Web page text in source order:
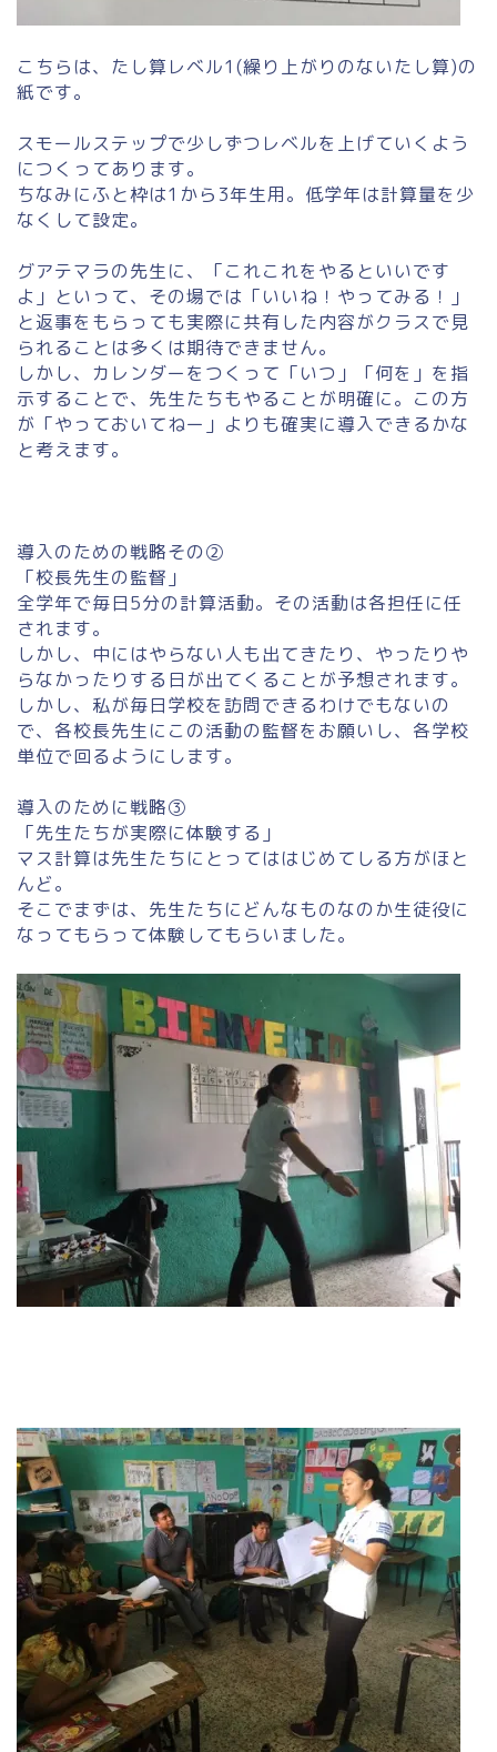
こちらは、たし算レベル1(繰り上がりのないたし算)の
紙です。
スモールステップで少しずつレベルを上げていくよう
につくってあります。
ちなみにふと枠は1から3年生用。低学年は計算量を少
なくして設定。
グアテマラの先生に、「これこれをやるといいです
よ」といって、その場では「いいね！やってみる！」
と返事をもらっても実際に共有した内容がクラスで見
られることは多くは期待できません。
しかし、カレンダーをつくって「いつ」「何を」を指
示することで、先生たちもやることが明確に。この方
が「やっておいてねー」よりも確実に導入できるかな
と考えます。
導入のための戦略その②
「校長先生の監督」
全学年で毎日5分の計算活動。その活動は各担任に任
されます。
しかし、中にはやらない人も出てきたり、やったりや
らなかったりする日が出てくることが予想されます。
しかし、私が毎日学校を訪問できるわけでもないの
で、各校長先生にこの活動の監督をお願いし、各学校
単位で回るようにします。
導入のために戦略③
「先生たちが実際に体験する」
マス計算は先生たちにとってははじめてしる方がほと
んど。
そこでまずは、先生たちにどんなものなのか生徒役に
なってもらって体験してもらいました。